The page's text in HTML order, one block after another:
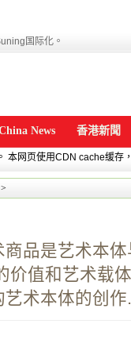
国际化。
News 香港新聞
本网页使用CDN cache缓存
>
品是艺术本
价值和艺术载
术本体的创作